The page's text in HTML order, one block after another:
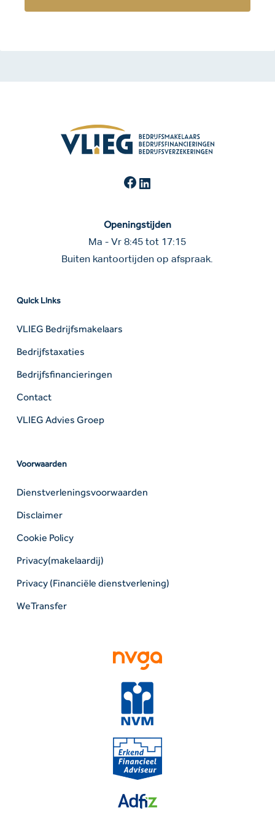
Facebook
Openingstijden
Ma - Vr 8:45 tot 17:15
Buiten kantoortijden op afspraak.
Quick Links
VLIEG Bedrijfsmakelaars
Bedrijfstaxaties
Bedrijfsfinancieringen
Contact
VLIEG Advies Groep
Voorwaarden
Dienstverleningsvoorwaarden
Disclaimer
Cookie Policy
Privacy(makelaardij)
Privacy (Financiële dienstverlening)
WeTransfer